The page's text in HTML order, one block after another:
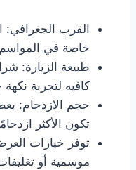
القرب الجغرافي:
خاصة في
طبيعة الزيارة:
كافيه لتجربة
حجم الازدحام:
تكون الأكثر
توفر خيارات
موسمية أو